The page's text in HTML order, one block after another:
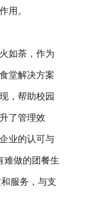
用。
如荼，作为
堂解决方案
，帮助校园
了管理效
业的认可与
难做的团餐生
服务，与支